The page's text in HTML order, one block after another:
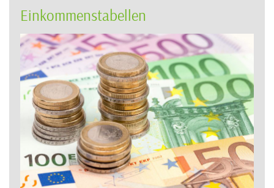
Einkommenstabellen